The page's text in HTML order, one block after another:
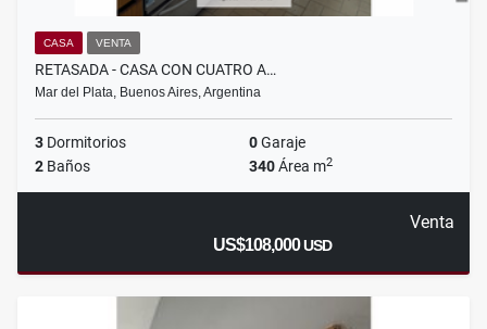
CASA VENTA
RETASADA - CASA CON CUATRO A…
Mar del Plata, Buenos Aires, Argentina
3 Dormitorios 0Garaje
2 Baños 340Área m2
Venta
US$108,000USD